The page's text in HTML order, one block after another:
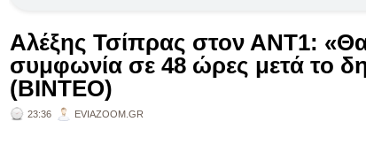
Αλέξης Τσίπρας στον ΑΝΤ1:
συμφωνία σε 48 ώρες μετά το
(ΒΙΝΤΕΟ)
23:36 EVIAZOOM.GR